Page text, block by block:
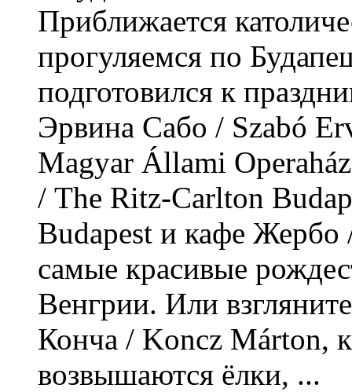
Приближается
прогуляемся по
подготовился к
Эрвина Сабо / Szabó
Magyar Állami
/ The Ritz-Carlton
Budapest и кафе Жербо
самые красивые
Венгрии. Или
Конча / Koncz Márton,
возвышаются ёлки, ...